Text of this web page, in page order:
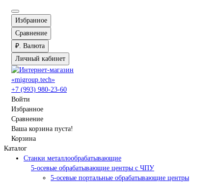
Избранное
Сравнение
₽. Валюта
Личный кабинет
+7 (993) 980-23-60
Войти
Избранное
Сравнение
Ваша корзина пуста!
Корзина
Каталог
Станки металлообрабатывающие
5-осевые обрабатывающие центры с ЧПУ
5-осевые портальные обрабатывающие центры